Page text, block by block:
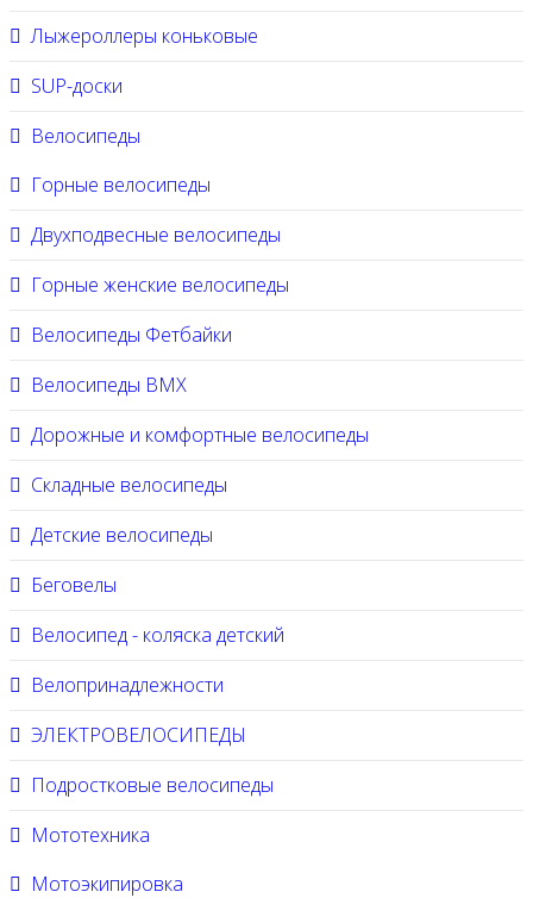
Лыжероллеры коньковые
SUP-доски
Велосипеды
Горные велосипеды
Двухподвесные велосипеды
Горные женские велосипеды
Велосипеды Фетбайки
Велосипеды BMX
Дорожные и комфортные велосипеды
Складные велосипеды
Детские велосипеды
Беговелы
Велосипед - коляска детский
Велопринадлежности
ЭЛЕКТРОВЕЛОСИПЕДЫ
Подростковые велосипеды
Мототехника
Мотоэкипировка